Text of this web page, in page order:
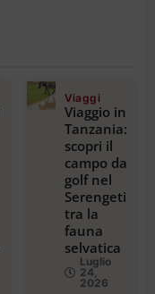
Viaggi
Viaggio in
Tanzania:
scopri il
campo da
golf nel
Serengeti
tra la
fauna
selvatica
Luglio
24,
2026